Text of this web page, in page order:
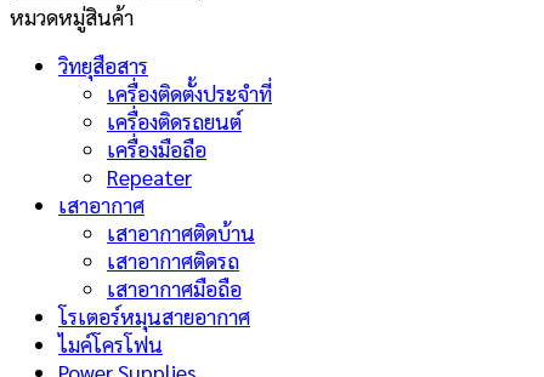
หมวดหมู่สินค้า
วิทยุสือสาร
เครื่องติดตั้งประจำที่
เครื่องติดรถยนต์
เครื่องมือถือ
Repeater
เสาอากาศ
เสาอากาศติดบ้าน
เสาอากาศติดรถ
เสาอากาศมือถือ
โรเตอร์หมุนสายอากาศ
ไมค์โครโฟน